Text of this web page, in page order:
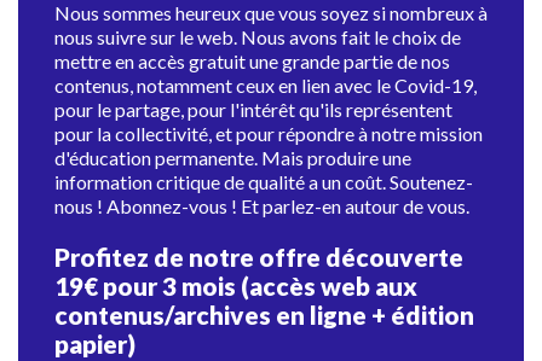
Nous sommes heureux que vous soyez si nombreux à
nous suivre sur le web. Nous avons fait le choix de
mettre en accès gratuit une grande partie de nos
contenus, notamment ceux en lien avec le Covid-19,
pour le partage, pour l'intérêt qu'ils représentent
pour la collectivité, et pour répondre à notre mission
d'éducation permanente. Mais produire une
information critique de qualité a un coût. Soutenez-
nous ! Abonnez-vous ! Et parlez-en autour de vous.
Profitez de notre offre découverte
19€ pour 3 mois (accès web aux
contenus/archives en ligne + édition
papier)